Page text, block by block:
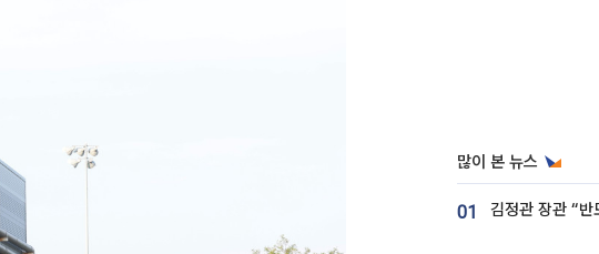
많이 본 뉴스
01